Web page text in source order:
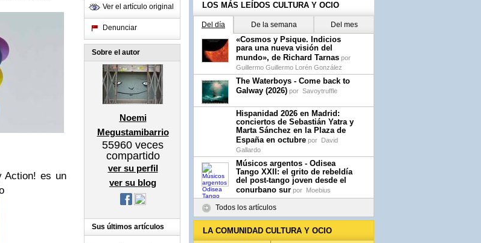
Action! es un
Ver el artículo original
Denunciar
Sobre el autor
Noemi
Megustamibarrio
55960 veces
compartido
ver su perfil
ver su blog
Sus últimos artículos
LOS MÁS LEÍDOS CULTURA Y OCIO
Del día De la semana Del mes
«Cosmos y Psique. Indicios
para una nueva visión del
mundo», de Richard Tarnas por
Guillermo Guillermo Lorén González
The Waterboys - Come back to
Galway (2026) por Savoytruffle
Hispanidad 2026 en Madrid:
conciertos de Sebastián Yatra y
Marta Sánchez en la Plaza de
España en octubre por David
Gallardo
Músicos argentos - Odisea
Tango XXII: el grito de rebeldía
del post-tango joven desde el
conurbano sur por Moebius
Todos los artículos
LA COMUNIDAD CULTURA Y OCIO